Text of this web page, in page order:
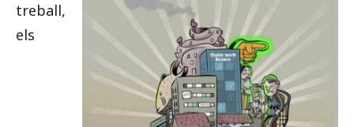
treball,
els